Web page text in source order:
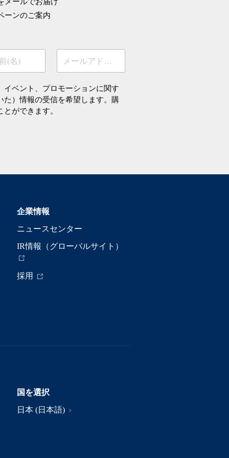
ーンのご案内
(名) メールアドレス
イベント、プロモーションに関す
た）情報の受信を希望します。購
ができます。
企業情報
ニュースセンター
IR情報（グローバルサイト）
採用
国を選択
日本 (日本語)